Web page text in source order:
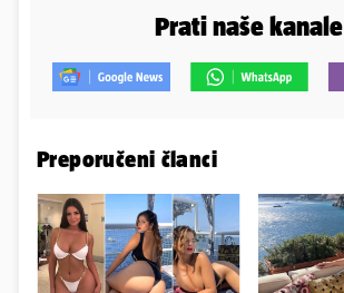
Prati naše kanale
Preporučeni članci